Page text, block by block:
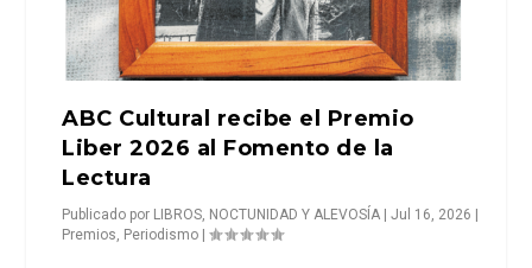
ABC Cultural recibe el Premio
Liber 2026 al Fomento de la
Lectura
Publicado por LIBROS, NOCTUNIDAD Y ALEVOSÍA |Jul 16, 2026
Premios, Periodismo |